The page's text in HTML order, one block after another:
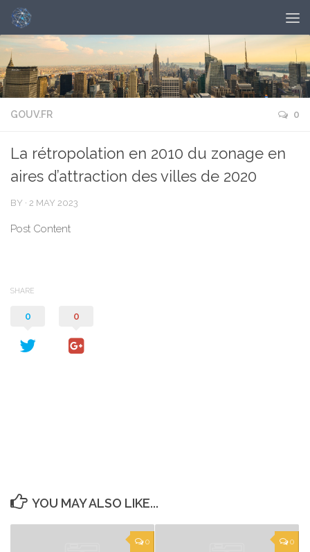
GOUV.FR 0
La rétropolation en 2010 du zonage en
aires d’attraction des villes de 2020
BY · 2 MAY 2023
Post Content
SHARE
0 0
YOU MAY ALSO LIKE...
0 0